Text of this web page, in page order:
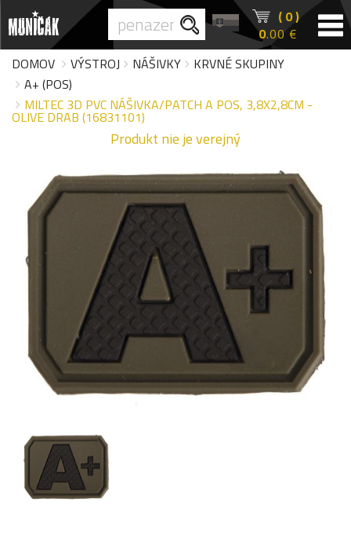
( 0 )
0.00 €
DOMOV
VÝSTROJ NÁŠIVKY
KRVNÉ SKUPINY
A+ (POS)
MILTEC 3D PVC NÁŠIVKA/PATCH A POS, 3,8X2,8CM -
OLIVE DRAB (16831101)
Produkt nie je verejný